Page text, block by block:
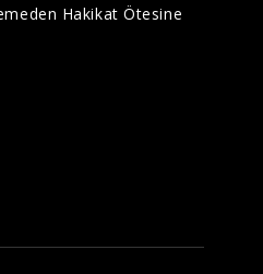
Hakikat Ötesine